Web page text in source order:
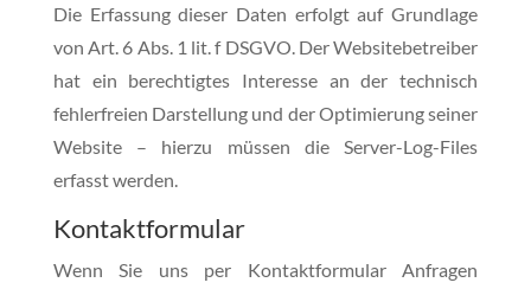
Die Erfassung dieser Daten erfolgt auf Grundlage
von Art. 6 Abs. 1 lit. f DSGVO. Der Websitebetreiber
hat ein berechtigtes Interesse an der technisch
fehlerfreien Darstellung und der Optimierung seiner
Website – hierzu müssen die Server-Log-Files
erfasst werden.
Kontaktformular
Wenn Sie uns per Kontaktformular Anfragen